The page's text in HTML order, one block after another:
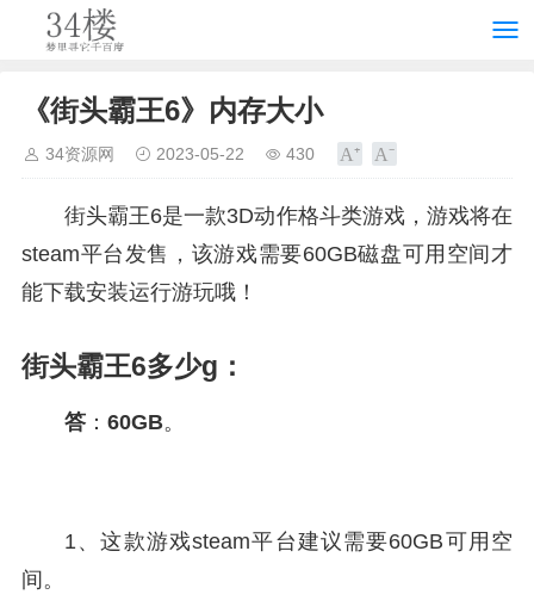
《街头霸王6》内存大小
34资源网 2023-05-22 430
街头霸王6是一款3D动作格斗类游戏，游戏将在
steam平台发售，该游戏需要60GB磁盘可用空间才
能下载安装运行游玩哦！
街头霸王6多少g：
答 ： 60GB。
1、这款游戏steam平台建议需要60GB可用空
间。